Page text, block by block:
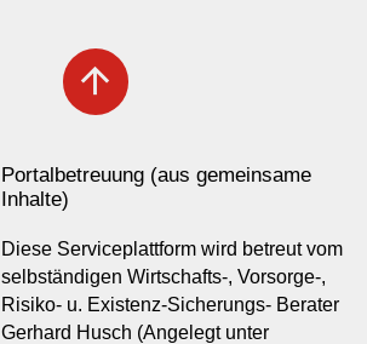
arrow_upward
Portalbetreuung (aus gemeinsame
Inhalte)
Diese Serviceplattform wird betreut vom
selbständigen Wirtschafts-, Vorsorge-,
Risiko- u. Existenz-Sicherungs- Berater
Gerhard Husch (Angelegt unter